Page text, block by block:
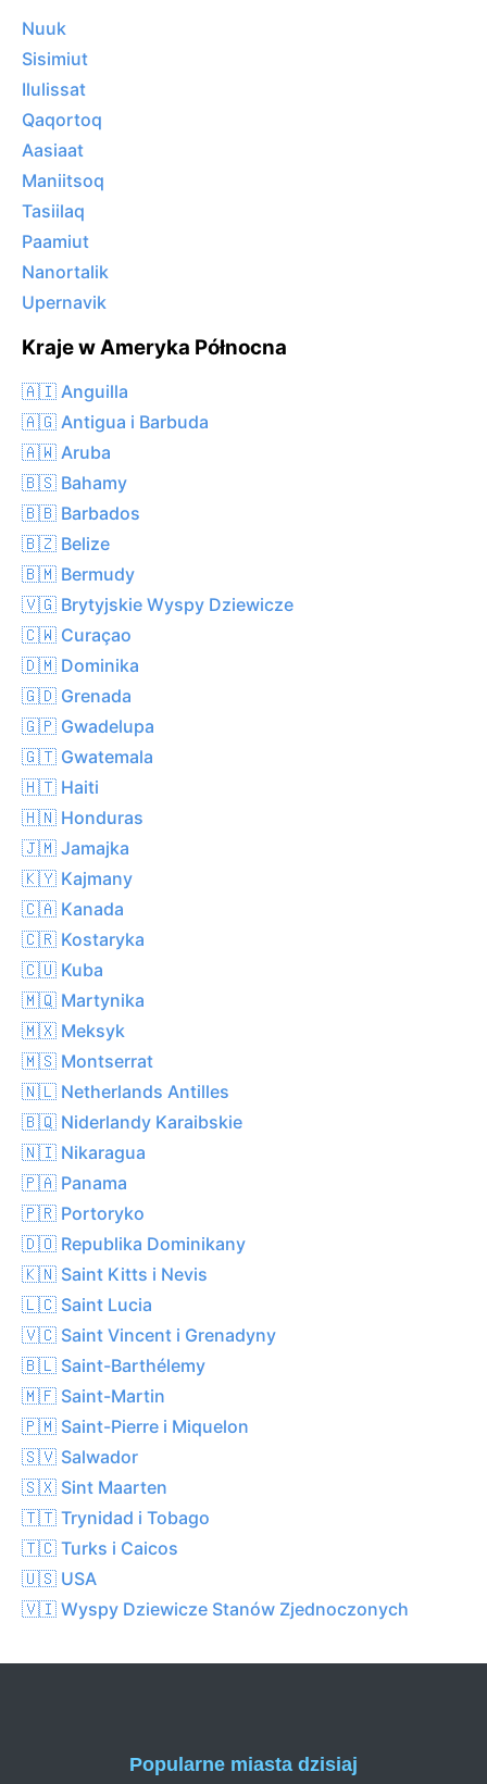
Nuuk
Sisimiut
Ilulissat
Qaqortoq
Aasiaat
Maniitsoq
Tasiilaq
Paamiut
Nanortalik
Upernavik
Kraje w Ameryka Północna
🇦🇮 Anguilla
🇦🇬 Antigua i Barbuda
🇦🇼 Aruba
🇧🇸 Bahamy
🇧🇧 Barbados
🇧🇿 Belize
🇧🇲 Bermudy
🇻🇬 Brytyjskie Wyspy Dziewicze
🇨🇼 Curaçao
🇩🇲 Dominika
🇬🇩 Grenada
🇬🇵 Gwadelupa
🇬🇹 Gwatemala
🇭🇹 Haiti
🇭🇳 Honduras
🇯🇲 Jamajka
🇰🇾 Kajmany
🇨🇦 Kanada
🇨🇷 Kostaryka
🇨🇺 Kuba
🇲🇶 Martynika
🇲🇽 Meksyk
🇲🇸 Montserrat
🇳🇱 Netherlands Antilles
🇧🇶 Niderlandy Karaibskie
🇳🇮 Nikaragua
🇵🇦 Panama
🇵🇷 Portoryko
🇩🇴 Republika Dominikany
🇰🇳 Saint Kitts i Nevis
🇱🇨 Saint Lucia
🇻🇨 Saint Vincent i Grenadyny
🇧🇱 Saint-Barthélemy
🇲🇫 Saint-Martin
🇵🇲 Saint-Pierre i Miquelon
🇸🇻 Salwador
🇸🇽 Sint Maarten
🇹🇹 Trynidad i Tobago
🇹🇨 Turks i Caicos
🇺🇸 USA
🇻🇮 Wyspy Dziewicze Stanów Zjednoczonych
Popularne miasta dzisiaj